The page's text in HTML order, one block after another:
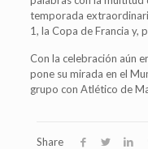
temporada
1, la Copa de Francia y,
Con la celebración aún
pone su mirada en el
grupo con Atlético de
Share